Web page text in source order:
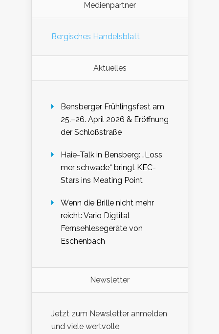
Medienpartner
Bergisches Handelsblatt
Aktuelles
Bensberger Frühlingsfest am
25.–26. April 2026 & Eröffnung
der Schloßstraße
Haie-Talk in Bensberg: „Loss
mer schwade“ bringt KEC-
Stars ins Meating Point
Wenn die Brille nicht mehr
reicht: Vario Digtital
Fernsehlesegeräte von
Eschenbach
Newsletter
Jetzt zum Newsletter anmelden
und viele wertvolle